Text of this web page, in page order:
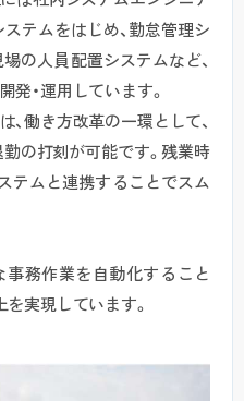
テムをはじめ、勤怠管理シ
の人員配置システムなど、
・運用しています。
働き方改革の一環として、
の打刻が可能です。残業時
テムと連携することでスム
事務作業を自動化すること
実現しています。